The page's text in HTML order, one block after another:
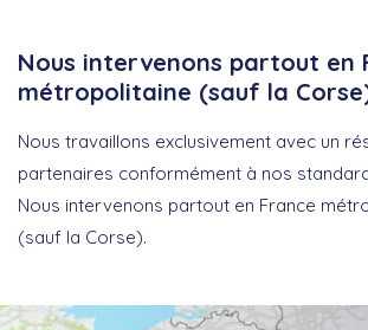
Nous intervenons partout en
métropolitaine (sauf la
Nous travaillons exclusivement avec un
partenaires conformément à nos
Nous intervenons partout en France
(sauf la Corse).